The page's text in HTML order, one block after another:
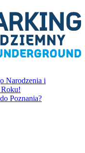
Narodzenia i
Poznania?